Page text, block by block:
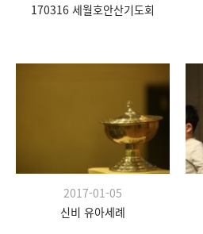
170316 세월호안산기도회
2017-01-05
신비 유아세례